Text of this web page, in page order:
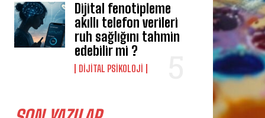
Dijital fenotipleme
akıllı telefon verileri
ruh sağlığını tahmin
edebilir mi ?
DIJITAL PSIKOLOJI